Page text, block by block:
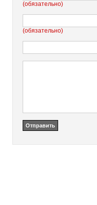
(обязательно)
(обязательно)